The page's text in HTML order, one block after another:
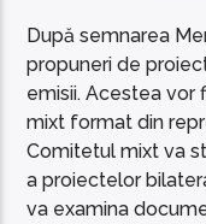
După semnarea
propuneri de
emisii. Acestea vor
mixt format din
Comitetul mixt va
a proiectelor
va examina